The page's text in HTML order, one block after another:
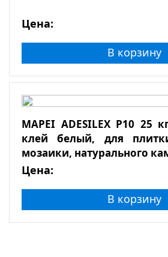
Цена:
В корзину
MAPEI ADESILEX P10 25
клей белый, для
мозаики, натурального
Цена:
В корзину